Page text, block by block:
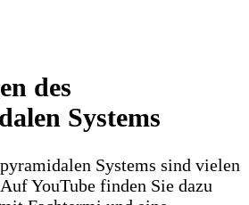
des
Systems
Systems sind vielen
YouTube finden Sie dazu